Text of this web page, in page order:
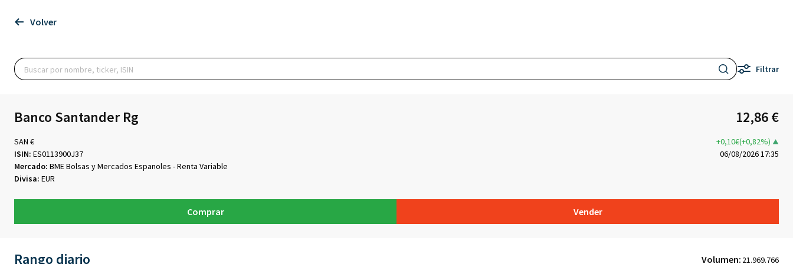
Volver
Filtrar
Banco Santander Rg 12,86 €
SAN €
+0,10€(+0,82%)
ISIN: ES0113900J37
06/08/2026 17:35
Mercado: BME Bolsas y Mercados Espanoles - Renta Variable
Divisa: EUR
Comprar Vender
Rango diario Volumen: 21.969.766